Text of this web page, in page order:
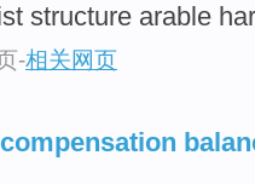
structure arable
-相关网页